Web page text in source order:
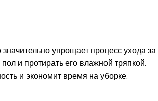
упрощает процесс ухода за
и протирать его влажной тряпкой.
и экономит время на уборке.